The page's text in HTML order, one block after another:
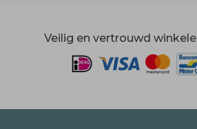
Veilig en vertrouwd